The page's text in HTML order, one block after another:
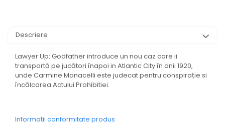
Descriere
Lawyer Up: Godfather introduce un nou caz care ii
transportă pe jucători înapoi in Atlantic City în anii 1920,
unde Carmine Monacelli este judecat pentru conspirație si
încălcarea Actului Prohibitiei.
Informatii conformitate produs